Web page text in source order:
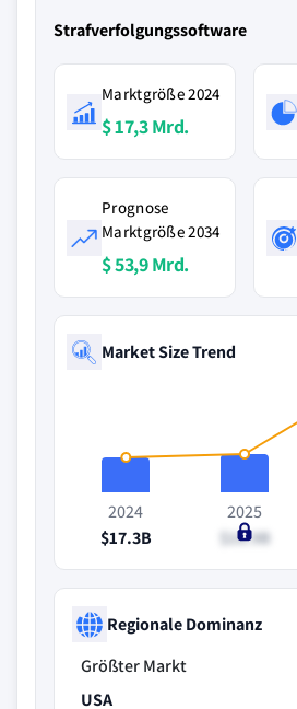
Strafverfolgungssoftware
Marktgröße 2024
$ 17,3 Mrd.
Prognose
Marktgröße 2034
$ 53,9 Mrd.
Market Size Trend
2024
$17.3B
2025
$18.9B
Regionale Dominanz
Größter Markt
USA